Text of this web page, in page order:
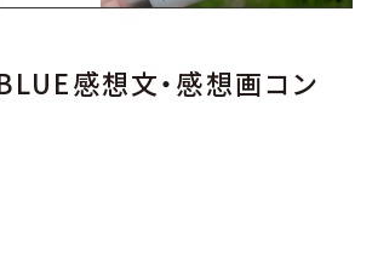
感想文・感想画コン